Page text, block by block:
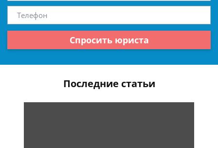
Спросить юриста
Последние статьи